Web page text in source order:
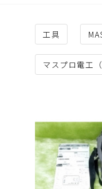
工具
マスプロ電工（